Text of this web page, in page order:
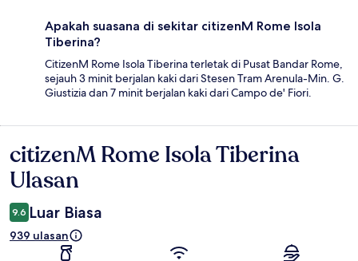
Apakah suasana di sekitar citizenM Rome Isola
Tiberina?
CitizenM Rome Isola Tiberina terletak di Pusat Bandar Rome,
sejauh 3 minit berjalan kaki dari Stesen Tram Arenula-Min. G.
Giustizia dan 7 minit berjalan kaki dari Campo de' Fiori.
Ulasan
citizenM Rome Isola Tiberina
Ulasan
9.6 Luar Biasa
939 ulasan